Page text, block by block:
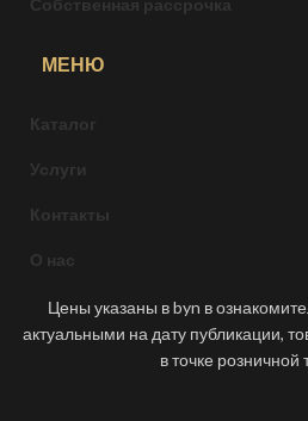
Собственная рассрочка
МЕНЮ
Каталог
Услуги
Контакты
О нас
Цены указаны в byn в
актуальными на дату публикации,
в точке розничной